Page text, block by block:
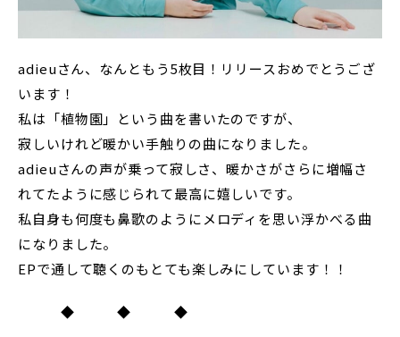
adieuさん、なんともう5枚目！リリースおめでとうござ
います！
私は「植物園」という曲を書いたのですが、
寂しいけれど暖かい手触りの曲になりました。
adieuさんの声が乗って寂しさ、暖かさがさらに増幅さ
れてたように感じられて最高に嬉しいです。
私自身も何度も鼻歌のようにメロディを思い浮かべる曲
になりました。
EPで通して聴くのもとても楽しみにしています！！
◆ ◆ ◆